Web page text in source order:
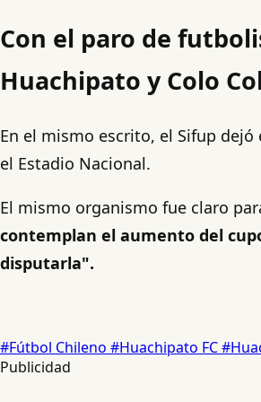
Con el paro de
Huachipato y Colo
En el mismo escrito, el Sifup
el Estadio Nacional.
El mismo organismo fue claro
contemplan el aumento del
disputarla".
#Fútbol Chileno #Huachipato FC
Publicidad